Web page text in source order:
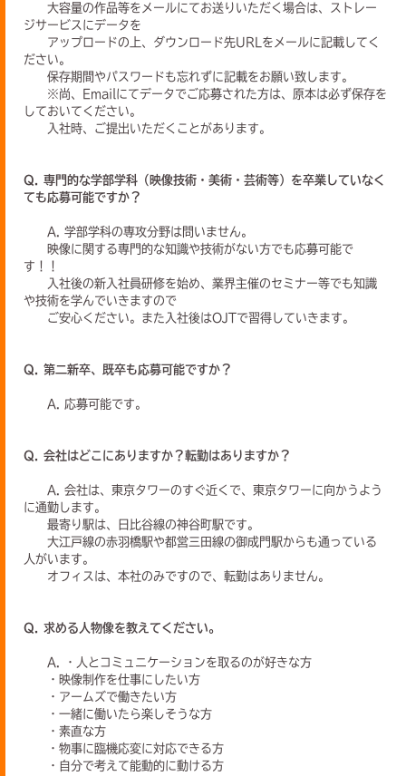
大容量の作品等をメールにてお送りいただく場合は、ストレー
ジサービスにデータを
アップロードの上、ダウンロード先URLをメールに記載してく
ださい。
保存期間やパスワードも忘れずに記載をお願い致します。
※尚、Emailにてデータでご応募された方は、原本は必ず保存を
しておいてください。
入社時、ご提出いただくことがあります。
Q. 専門的な学部学科（映像技術・美術・芸術等）を卒業していなく
ても応募可能ですか？
A. 学部学科の専攻分野は問いません。
映像に関する専門的な知識や技術がない方でも応募可能で
す！！
入社後の新入社員研修を始め、業界主催のセミナー等でも知識
や技術を学んでいきますので
ご安心ください。また入社後はOJTで習得していきます。
Q. 第二新卒、既卒も応募可能ですか？
A. 応募可能です。
Q. 会社はどこにありますか？転勤はありますか？
A. 会社は、東京タワーのすぐ近くで、東京タワーに向かうよう
に通勤します。
最寄り駅は、日比谷線の神谷町駅です。
大江戸線の赤羽橋駅や都営三田線の御成門駅からも通っている
人がいます。
オフィスは、本社のみですので、転勤はありません。
Q. 求める人物像を教えてください。
A. ・人とコミュニケーションを取るのが好きな方
・映像制作を仕事にしたい方
・アームズで働きたい方
・一緒に働いたら楽しそうな方
・素直な方
・物事に臨機応変に対応できる方
・自分で考えて能動的に動ける方